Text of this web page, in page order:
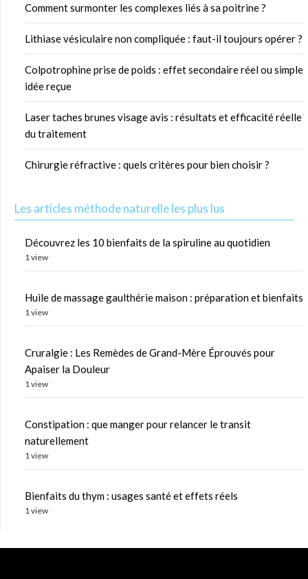
Comment surmonter les complexes liés à sa poitrine ?
Lithiase vésiculaire non compliquée : faut-il toujours opérer ?
Colpotrophine prise de poids : effet secondaire réel ou simple
idée reçue
Laser taches brunes visage avis : résultats et efficacité réelle
du traitement
Chirurgie réfractive : quels critères pour bien choisir ?
Les articles méthode naturelle les plus lus
Découvrez les 10 bienfaits de la spiruline au quotidien
1 view
Huile de massage gaulthérie maison : préparation et bienfaits
1 view
Cruralgie : Les Remèdes de Grand-Mère Éprouvés pour
Apaiser la Douleur
1 view
Constipation : que manger pour relancer le transit
naturellement
1 view
Bienfaits du thym : usages santé et effets réels
1 view